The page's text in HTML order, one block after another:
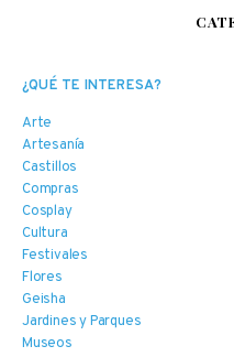
¿QUÉ TE INTERESA?
Arte
Artesanía
Castillos
Compras
Cosplay
Cultura
Festivales
Flores
Geisha
Jardines y Parques
Museos